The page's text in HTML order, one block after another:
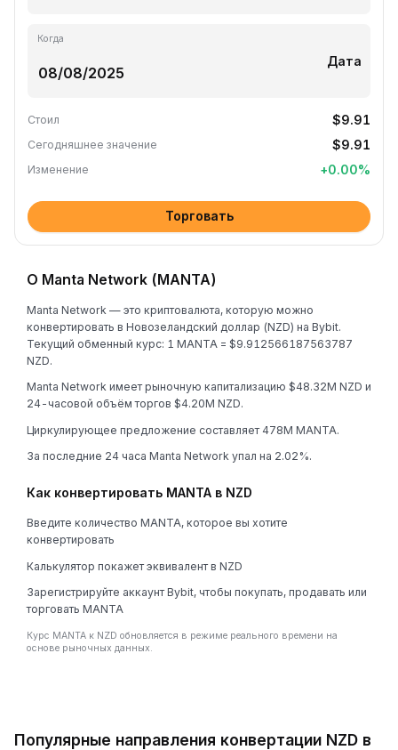
Когда
Дата
Стоил $9.91
Сегодняшнее значение $9.91
Изменение +0.00%
Торговать
О Manta Network (MANTA)
Manta Network — это криптовалюта, которую можно
конвертировать в Новозеландский доллар (NZD) на Bybit.
Текущий обменный курс: 1 MANTA = $9.912566187563787
NZD.
Manta Network имеет рыночную капитализацию $48.32M NZD и
24-часовой объём торгов $4.20M NZD.
Циркулирующее предложение составляет 478M MANTA.
За последние 24 часа Manta Network упал на 2.02%.
Как конвертировать MANTA в NZD
Введите количество MANTA, которое вы хотите
конвертировать
Калькулятор покажет эквивалент в NZD
Зарегистрируйте аккаунт Bybit, чтобы покупать, продавать или
торговать MANTA
Курс MANTA к NZD обновляется в режиме реального времени на
основе рыночных данных.
Популярные направления конвертации NZD в